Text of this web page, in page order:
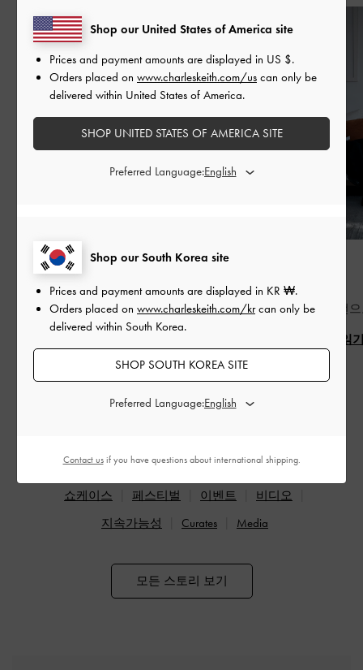
패션
BED OF BOWS
Lay the perfect foundation for your everyday
wardrobe
자세한 내용 읽기
칠석
현대적인 시선
자세한 내용 읽
패션
피플 아카데미
콜라보레이션
쇼케이스
페스티벌 이벤트
비디오
지속가능성
Curates Media
모든 스토리 보기
Shop our South Korea site
Prices and payment amounts are displayed in KR ₩.
Orders placed on www.charleskeith.com/krcan only be
delivered within South Korea.
SHOP SOUTH KOREA SITE
Preferred Language:
Shop our United States of America site
Prices and payment amounts are displayed in US $.
Orders placed on www.charleskeith.com/us can only be
delivered within United States of America.
SHOP UNITED STATES OF AMERICA SITE
Preferred Language:
Contact usif you have questions about international shipping.